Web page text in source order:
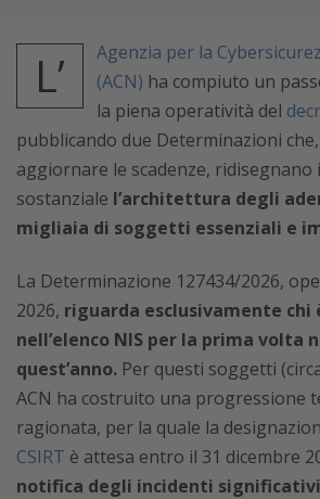
L’
Agenzia per la
(ACN) ha compiuto un
la piena operatività del
pubblicando due Determinazioni
aggiornare le scadenze, ridisegnano
sostanziale l’architettura degli
migliaia di soggetti essenziali e
La Determinazione 127434/2026,
2026, riguarda esclusivamente
nell’elenco NIS per la prima volta
quest’anno. Per questi soggetti
ACN ha costruito una progressione
ragionata, per la quale la
CSIRT è attesa entro il 31 dicembre
notifica degli incidenti